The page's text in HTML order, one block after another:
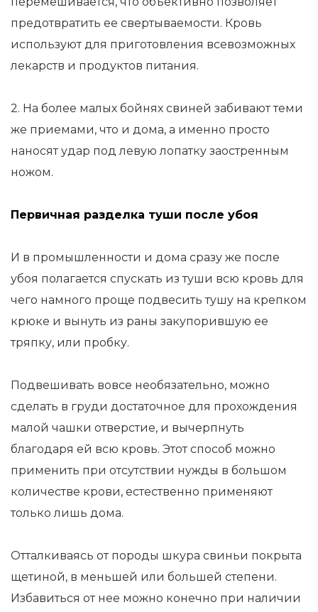
предотвратить ее свертываемости. Кровь
используют для приготовления всевозможных
лекарств и продуктов питания.
2. На более малых бойнях свиней забивают теми
же приемами, что и дома, а именно просто
наносят удар под левую лопатку заостренным
ножом.
Первичная разделка туши после убоя
И в промышленности и дома сразу же после
убоя полагается спускать из туши всю кровь для
чего намного проще подвесить тушу на крепком
крюке и вынуть из раны закупорившую ее
тряпку, или пробку.
Подвешивать вовсе необязательно, можно
сделать в груди достаточное для прохождения
малой чашки отверстие, и вычерпнуть
благодаря ей всю кровь. Этот способ можно
применить при отсутствии нужды в большом
количестве крови, естественно применяют
только лишь дома.
Отталкиваясь от породы шкура свиньи покрыта
щетиной, в меньшей или большей степени.
Избавиться от нее можно конечно при наличии